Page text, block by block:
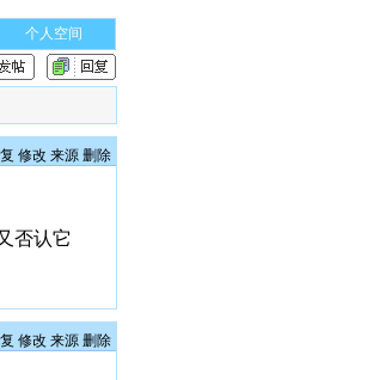
个人空间
修改 来源 删除
否认它
修改 来源 删除